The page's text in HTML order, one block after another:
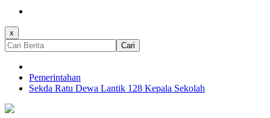
x
Cari
Pemerintahan
Sekda Ratu Dewa Lantik 128 Kepala Sekolah